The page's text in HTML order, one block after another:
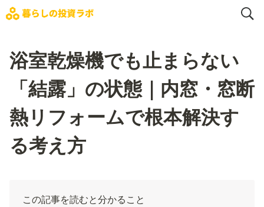
浴室乾燥機でも止まらない
「結露」の状態｜内窓・窓断
熱リフォームで根本解決す
る考え方
この記事を読むと分かること